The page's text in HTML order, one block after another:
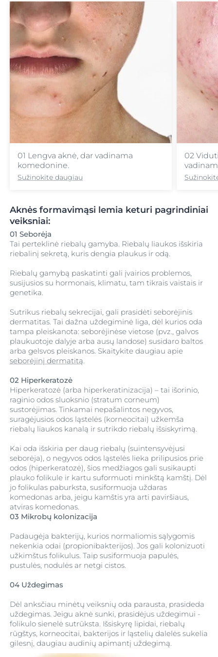
01 Lengva aknė, dar vadinama
komedonine.
Sužinokite daugiau
02
Aknės formavimąsi lemia keturi pagrindiniai
veiksniai:
01 Seborėja
Tai perteklinė riebalų gamyba. Riebalų liaukos išskiria
riebalinį sekretą, kuris dengia plaukus ir odą.
Riebalų gamybą paskatinti gali įvairios problemos,
susijusios su hormonais, klimatu, tam tikrais vaistais ir
genetika.
Sutrikus riebalų sekrecijai, gali prasidėti seborėjinis
dermatitas. Tai dažna uždegiminė liga, dėl kurios oda
tampa pleiskanota: seborėjinėse vietose (pvz., galvos
plaukuotoje dalyje arba ausų landose) susidaro baltos
arba gelsvos pleiskanos. Skaitykite daugiau apie
seborėjinį dermatitą.
02 Hiperkeratozė
Hiperkeratozė (arba hiperkeratinizacija) – tai išorinio,
raginio odos sluoksnio (stratum corneum)
sustorėjimas. Tinkamai nepašalintos negyvos,
suragėjusios odos ląstelės (korneocitai) užkemša
riebalų liaukos kanalą ir sutrikdo riebalų išsiskyrimą.
Kai oda išskiria per daug riebalų (suintensyvėjusi
seborėja), o negyvos odos ląstelės lieka prilipusios prie
odos (hiperkeratozė), šios medžiagos gali susikaupti
plauko folikule ir kartu suformuoti minkštą kamštį. Dėl
jo folikulas paburksta, susiformuoja uždaras
komedonas arba, jeigu kamštis yra arti paviršiaus,
atviras komedonas.
03 Mikrobų kolonizacija
Padaugėja bakterijų, kurios normaliomis sąlygomis
nekenkia odai (propionibakterijos). Jos gali kolonizuoti
užkimštus folikulus. Taip susiformuoja papulės,
pustulės, nodulės ar netgi cistos.
04 Uždegimas
Dėl anksčiau minėtų veiksnių oda parausta, prasideda
uždegimas. Jeigu aknė sunki, prasidėjus uždegimui -
folikulo sienelė sutrūksta. Išsiskyrę lipidai, riebalų
rūgštys, korneocitai, bakterijos ir ląstelių dalelės sukelia
gilesnį, daugiau audinių apimantį uždegimą.